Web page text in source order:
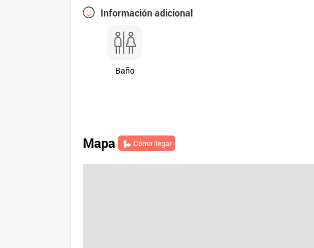
Información adicional
Baño
Mapa Cómo llegar